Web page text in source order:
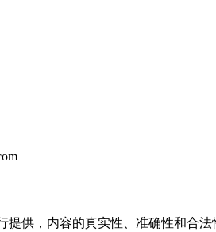
提供，内容的真实性、准确性和合